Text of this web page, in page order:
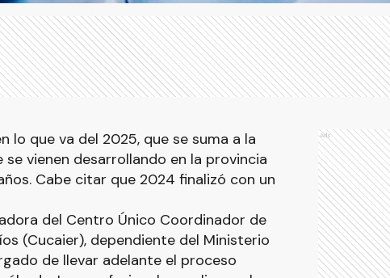
que va del 2025, que se suma a la
vienen desarrollando en la provincia
Cabe citar que 2024 finalizó con un
del Centro Único Coordinador de
(Cucaier), dependiente del Ministerio
de llevar adelante el proceso
Ads